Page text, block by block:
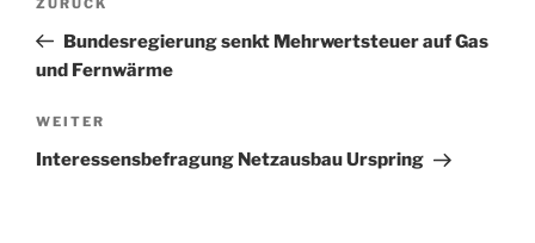
Vorheriger
Beitrag
Bundesregierung senkt Mehrwertsteuer auf Gas
und Fernwärme
Nächster
Beitrag
WEITER
Interessensbefragung Netzausbau Urspring